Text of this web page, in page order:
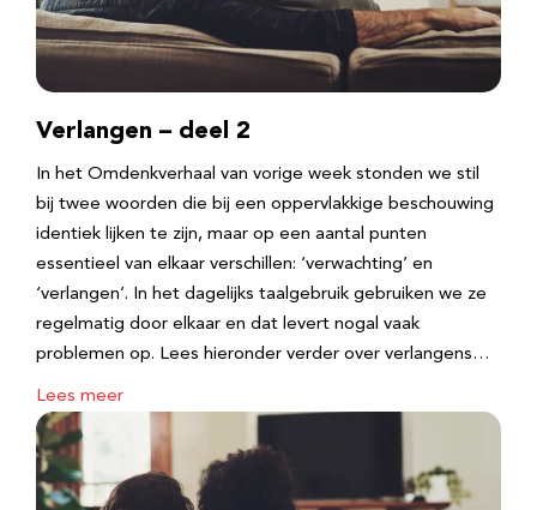
Verlangen – deel 2
In het Omdenkverhaal van vorige week stonden we stil
bij twee woorden die bij een oppervlakkige beschouwing
identiek lijken te zijn, maar op een aantal punten
essentieel van elkaar verschillen: ‘verwachting’ en
‘verlangen’. In het dagelijks taalgebruik gebruiken we ze
regelmatig door elkaar en dat levert nogal vaak
problemen op. Lees hieronder verder over verlangens…
Lees meer